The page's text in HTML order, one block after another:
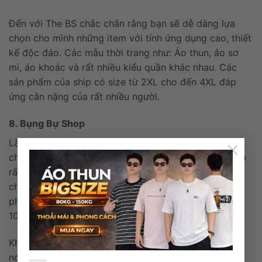
×
Đến với The BS chắc chắn rằng bạn sẽ dễ dàng lựa
chọn cho mình những item với tính ứng dụng cao, thiết
kế độc đáo. Các mẫu thời trang như: Áo thun, áo sơ
mi, áo khoác và rất nhiều kiểu quần khác nhau. Các
sản phẩm của ship có size từ 2XL cho đến 4XL đáp
ứng cân nặng của rất nhiều người.
8. Bụng Bự Shop
Là một anh chàng béo có gu thời trang cá tính chắc
chắn không thể bỏ qua Bụng Bự Shop. Một địa chỉ có
rất nhiều các mẫu quần áo bigsize để bạn có thể lựa
chọn theo nhu cầu sử dụng riêng. Tại Bụng Bự Shop
phù hợp với những người có trọng lượng từ 80 –
100kg.
Không chỉ có đa dạng các mẫu mã sản phẩm mà
nguyên liệu được nhập khẩu 100% Hàn Quốc. Song,